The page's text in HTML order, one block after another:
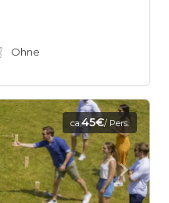
Ohne
ca.45€/ Pers.